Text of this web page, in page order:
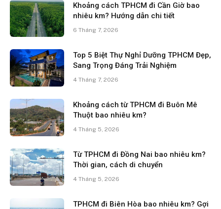
Khoảng cách TPHCM đi Cần Giờ bao
nhiêu km? Hướng dẫn chi tiết
6 Tháng 7, 2026
Top 5 Biệt Thự Nghỉ Dưỡng TPHCM Đẹp,
Sang Trọng Đáng Trải Nghiệm
4 Tháng 7, 2026
Khoảng cách từ TPHCM đi Buôn Mê
Thuột bao nhiêu km?
4 Tháng 5, 2026
Từ TPHCM đi Đồng Nai bao nhiêu km?
Thời gian, cách di chuyển
4 Tháng 5, 2026
TPHCM đi Biên Hòa bao nhiêu km? Gợi